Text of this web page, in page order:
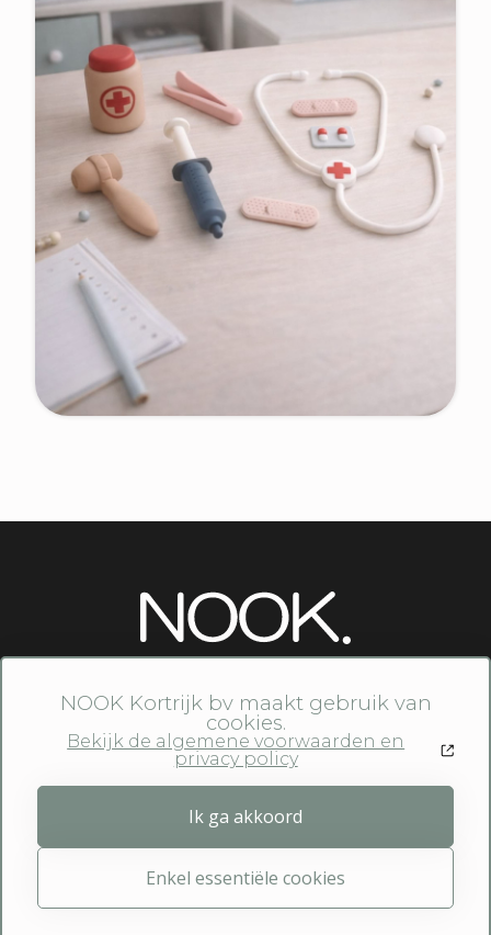
NOOK Kortrijk bv maakt gebruik van
cookies.
Bekijk de algemene voorwaarden en
privacy policy
Ik ga akkoord
Enkel essentiële cookies
HomeBabyspaMamVroedvrouwenpraktijk
Workshop EHBOContact
© NOOK Kortrijk bv 2026 -Algemene
voorwaarden en privacy policy